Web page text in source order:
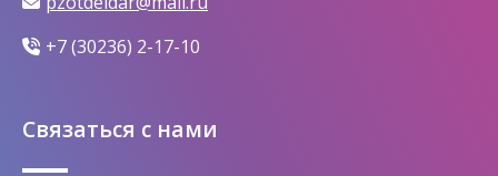
+7 (30236) 2-17-10
Связаться с нами